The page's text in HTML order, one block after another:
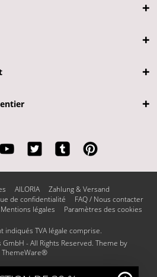
AILORIA
Zahlung & Versand
de confidentialité
FAQ / Nous contacter
Mentions légales Paramètres des cookies
indiqués TVA légale comprise.
- All Rights Reserved. Theme by
ThemeWare®